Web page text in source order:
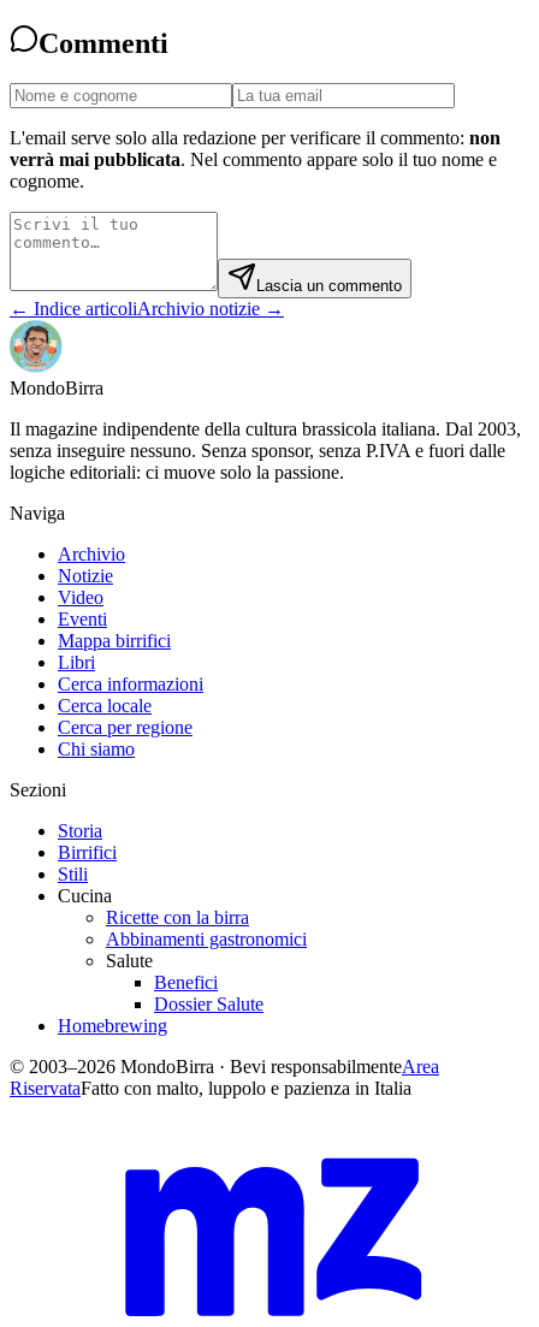
Commenti
L'email serve solo alla redazione per verificare il commento: non
verrà mai pubblicata. Nel commento appare solo il tuo nome e
cognome.
Lascia un commento
← Indice articoliArchivio notizie →
MondoBirra
Il magazine indipendente della cultura brassicola italiana. Dal 2003,
senza inseguire nessuno. Senza sponsor, senza P.IVA e fuori dalle
logiche editoriali: ci muove solo la passione.
Naviga
Archivio
Notizie
Video
Eventi
Mappa birrifici
Libri
Cerca informazioni
Cerca locale
Cerca per regione
Chi siamo
Sezioni
Storia
Birrifici
Stili
Cucina
Ricette con la birra
Abbinamenti gastronomici
Salute
Benefici
Dossier Salute
Homebrewing
© 2003–2026 MondoBirra · Bevi responsabilmenteArea
RiservataFatto con malto, luppolo e pazienza in Italia